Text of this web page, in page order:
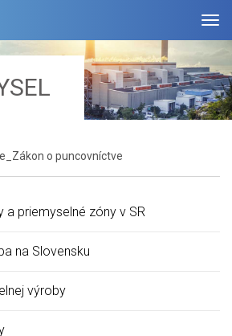
o puncovníctve
a priemyselné zóny v SR
na Slovensku
výroby